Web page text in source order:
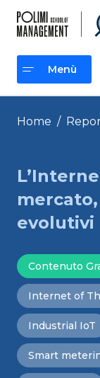
contenuto
Menù
Menù
Home /
evolutivi
Contenuto
Internet of
Industrial IoT
Smart